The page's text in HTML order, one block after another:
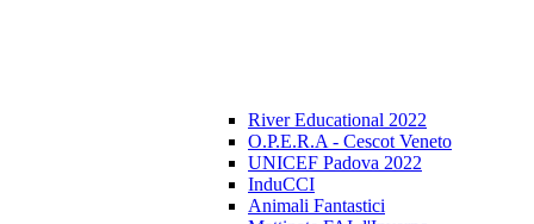
River Educational 2022
O.P.E.R.A - Cescot Veneto
UNICEF Padova 2022
InduCCI
Animali Fantastici